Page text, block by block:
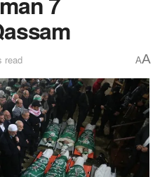
read AA